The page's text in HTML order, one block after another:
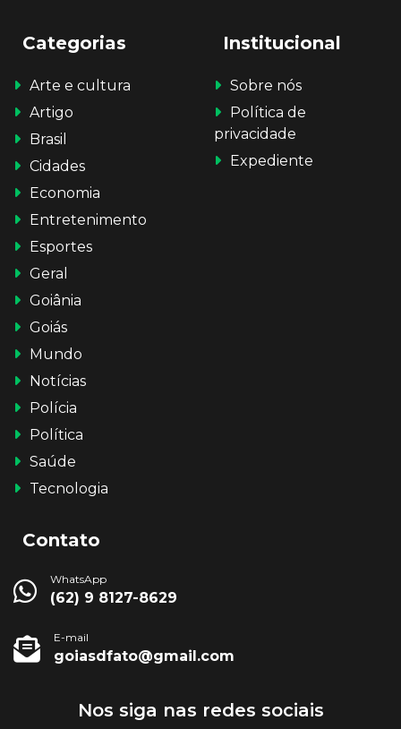
Categorias
Arte e cultura
Artigo
Brasil
Cidades
Economia
Entretenimento
Esportes
Geral
Goiânia
Goiás
Mundo
Notícias
Polícia
Política
Saúde
Tecnologia
Institucional
Sobre nós
Política de
privacidade
Expediente
Contato
WhatsApp
(62) 9 8127-8629
E-mail
goiasdfato@gmail.com
Nos siga nas redes sociais